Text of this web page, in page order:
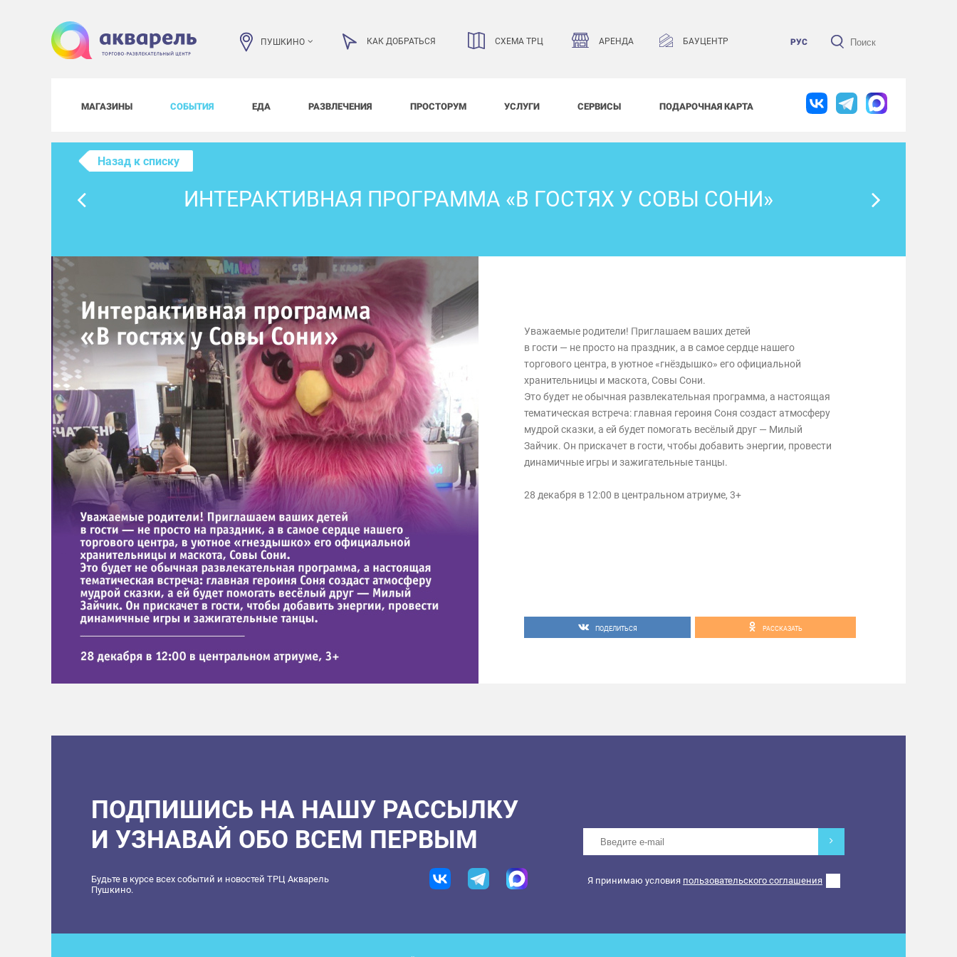
ПУШКИНО КАК ДОБРАТЬСЯ СХЕМА ТРЦ АРЕНДА БАУЦЕНТР РУС
МАГАЗИНЫ СОБЫТИЯ ЕДА РАЗВЛЕЧЕНИЯ ПРОСТОРУМ УСЛУГИ СЕРВИСЫ ПОДАРОЧНАЯ КАРТА
Назад к списку
ИНТЕРАКТИВНАЯ ПРОГРАММА «В ГОСТЯХ У СОВЫ СОНИ»
Уважаемые родители! Приглашаем ваших детей
в гости — не просто на праздник, а в самое сердце нашего
торгового центра, в уютное «гнёздышко» его официальной
хранительницы и маскота, Совы Сони.
Это будет не обычная развлекательная программа, а настоящая
тематическая встреча: главная героиня Соня создаст атмосферу
мудрой сказки, а ей будет помогать весёлый друг — Милый
Зайчик. Он прискачет в гости, чтобы добавить энергии, провести
динамичные игры и зажигательные танцы.
28 декабря в 12:00 в центральном атриуме, 3+
ПОДЕЛИТЬСЯ РАССКАЗАТЬ
ПОДПИШИСЬ НА НАШУ РАССЫЛКУ
И УЗНАВАЙ ОБО ВСЕМ ПЕРВЫМ
Будьте в курсе всех событий и новостей ТРЦ Акварель
Пушкино.
Я принимаю условия пользовательского соглашения